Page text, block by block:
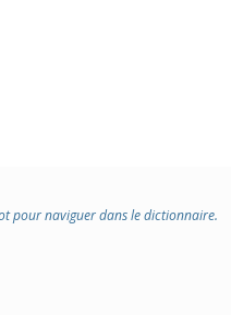
pour naviguer dans le dictionnaire.